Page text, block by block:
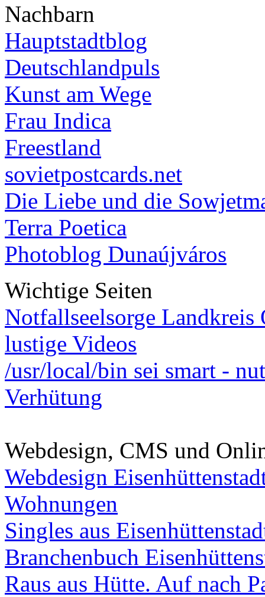
Nachbarn
Hauptstadtblog
Deutschlandpuls
Kunst am Wege
Frau Indica
Freestland
sovietpostcards.net
Die Liebe und die
Terra Poetica
Photoblog Dunaújváros
Wichtige Seiten
Notfallseelsorge Landkreis
lustige Videos
/usr/local/bin sei smart -
Verhütung
Webdesign, CMS und
Webdesign
Wohnungen
Singles aus
Branchenbuch
Raus aus Hütte. Auf nach